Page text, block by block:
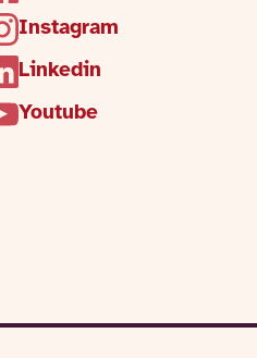
Instagram
Linkedin
Youtube